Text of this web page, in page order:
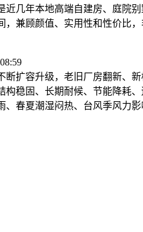
近几年本地高端自建房、庭院
，兼顾颜值、实用性和性价比
扩容升级，老旧厂房翻新、
构稳固、长期耐候、节能降耗
春夏潮湿闷热、台风季风力